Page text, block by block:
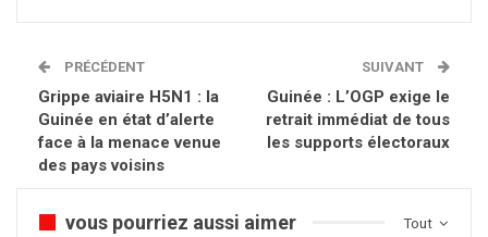
PRÉCÉDENT
Grippe aviaire H5N1 : la
Guinée en état d’alerte
face à la menace venue
des pays voisins
SUIVANT
Guinée : L’OGP exige le
retrait immédiat de tous
les supports électoraux
Tout
vous pourriez aussi aimer